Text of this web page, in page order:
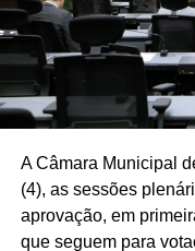
A Câmara Municipal
(4), as sessões
aprovação, em
que seguem para